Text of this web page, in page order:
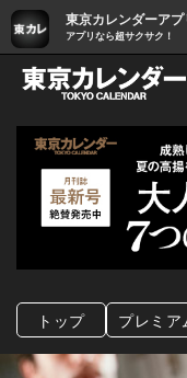
東京カレンダーアプ
アプリなら超サクサク！
トップ プレミア